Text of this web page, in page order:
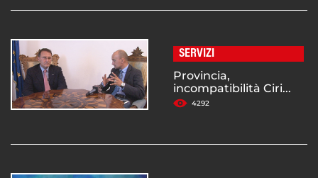
SERVIZI
Provincia,
incompatibilità Ciri...
4292